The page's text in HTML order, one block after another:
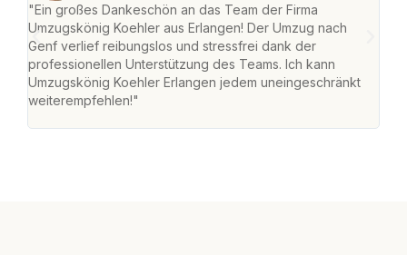
"Ein großes Dankeschön an das Team der Firma
Umzugskönig Koehler aus Erlangen! Der Umzug nach
Genf verlief reibungslos und stressfrei dank der
professionellen Unterstützung des Teams. Ich kann
Umzugskönig Koehler Erlangen jedem uneingeschränkt
weiterempfehlen!"